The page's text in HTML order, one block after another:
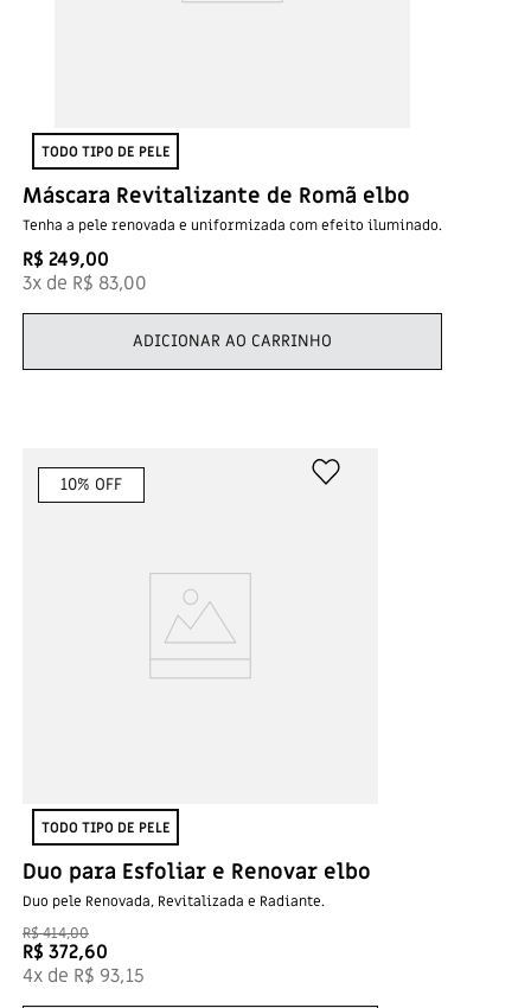
TODO TIPO DE PELE
Máscara Revitalizante de Romã elbo
Tenha a pele renovada e uniformizada com efeito iluminado.
R$ 249,00
3x de R$ 83,00
ADICIONAR AO CARRINHO
10% OFF
TODO TIPO DE PELE
Duo para Esfoliar e Renovar elbo
Duo pele Renovada, Revitalizada e Radiante.
R$414,00
R$ 372,60
4x de R$ 93,15